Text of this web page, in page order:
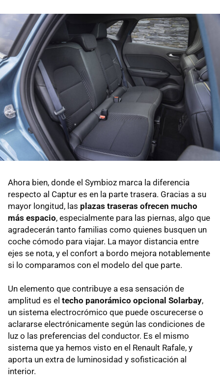
Ahora bien, donde el Symbioz marca la diferencia
respecto al Captur es en la parte trasera. Gracias a su
mayor longitud, las plazas traseras ofrecen mucho
más espacio, especialmente para las piernas, algo que
agradecerán tanto familias como quienes busquen un
coche cómodo para viajar. La mayor distancia entre
ejes se nota, y el confort a bordo mejora notablemente
si lo comparamos con el modelo del que parte.
Un elemento que contribuye a esa sensación de
amplitud es el techo panorámico opcional Solarbay,
un sistema electrocrómico que puede oscurecerse o
aclararse electrónicamente según las condiciones de
luz o las preferencias del conductor. Es el mismo
sistema que ya hemos visto en el Renault Rafale, y
aporta un extra de luminosidad y sofisticación al
interior.